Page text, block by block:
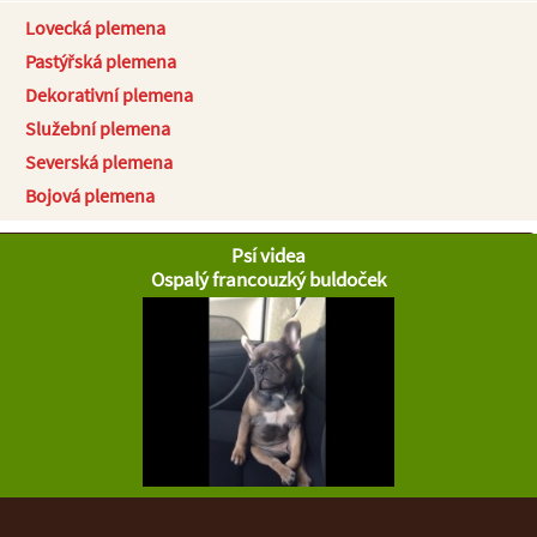
Lovecká plemena
Pastýřská plemena
Dekorativní plemena
Služební plemena
Severská plemena
Bojová plemena
Psí videa
Ospalý francouzký buldoček